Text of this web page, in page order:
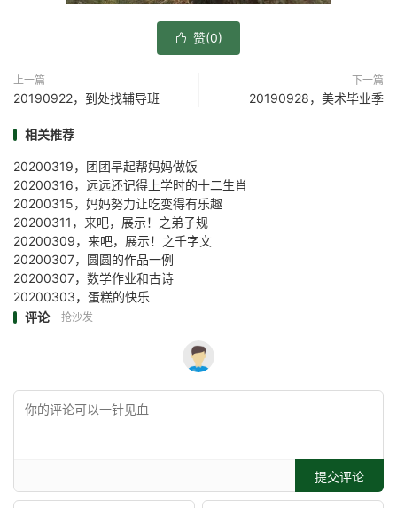
 赞(0)
上一篇
20190922，到处找辅导班
下一篇
20190928，美术毕业季
相关推荐
20200319，团团早起帮妈妈做饭
20200316，远远还记得上学时的十二生肖
20200315，妈妈努力让吃变得有乐趣
20200311，来吧，展示！之弟子规
20200309，来吧，展示！之千字文
20200307，圆圆的作品一例
20200307，数学作业和古诗
20200303，蛋糕的快乐
评论
抢沙发
提交评论